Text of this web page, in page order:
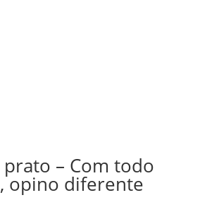
prato – Com todo
opino diferente